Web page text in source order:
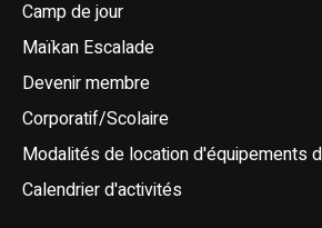
Camp de jour
Maïkan Escalade
Devenir membre
Corporatif/Scolaire
Modalités de location d'équipements
Calendrier d'activités